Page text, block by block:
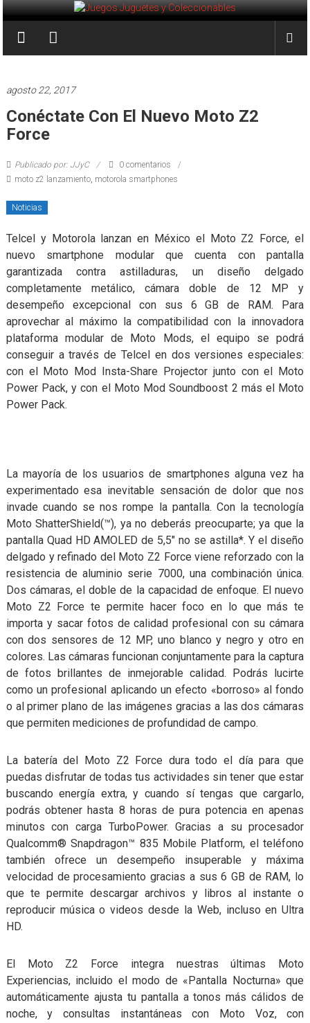
Saltar
al
contenido
Juegos
Juguetes
y
Coleccionables
Noticias
entretenimiento
para
coleccionistas.
agosto 22, 2017
Conéctate Con El Nuevo Moto Z2
Force
Publicado por: JJyC
0 comentarios
moto z2 lanzamiento, motorola smartphones
Noticias
Telcel y Motorola lanzan en México el Moto Z2 Force, el
nuevo smartphone modular que cuenta con pantalla
garantizada contra astilladuras, un diseño delgado
completamente metálico, cámara doble de 12 MP y
desempeño excepcional con sus 6 GB de RAM. Para
aprovechar al máximo la compatibilidad con la innovadora
plataforma modular de Moto Mods, el equipo se podrá
conseguir a través de Telcel en dos versiones especiales:
con el Moto Mod Insta-Share Projector junto con el Moto
Power Pack, y con el Moto Mod Soundboost 2 más el Moto
Power Pack.
La mayoría de los usuarios de smartphones alguna vez ha
experimentado esa inevitable sensación de dolor que nos
invade cuando se nos rompe la pantalla. Con la tecnología
Moto ShatterShield(™), ya no deberás preocuparte; ya que la
pantalla Quad HD AMOLED de 5,5″ no se astilla*. Y el diseño
delgado y refinado del Moto Z2 Force viene reforzado con la
resistencia de aluminio serie 7000, una combinación única.
Dos cámaras, el doble de la capacidad de enfoque. El nuevo
Moto Z2 Force te permite hacer foco en lo que más te
importa y sacar fotos de calidad profesional con su cámara
con dos sensores de 12 MP, uno blanco y negro y otro en
colores. Las cámaras funcionan conjuntamente para la captura
de fotos brillantes de inmejorable calidad. Podrás lucirte
como un profesional aplicando un efecto «borroso» al fondo
o al primer plano de las imágenes gracias a las dos cámaras
que permiten mediciones de profundidad de campo.
La batería del Moto Z2 Force dura todo el día para que
puedas disfrutar de todas tus actividades sin tener que estar
buscando energía extra, y cuando sí tengas que cargarlo,
podrás obtener hasta 8 horas de pura potencia en apenas
minutos con carga TurboPower. Gracias a su procesador
Qualcomm® Snapdragon™ 835 Mobile Platform, el teléfono
también ofrece un desempeño insuperable y máxima
velocidad de procesamiento gracias a sus 6 GB de RAM, lo
que te permite descargar archivos y libros al instante o
reproducir música o videos desde la Web, incluso en Ultra
HD.
El Moto Z2 Force integra nuestras últimas Moto
Experiencias, incluido el modo de «Pantalla Nocturna» que
automáticamente ajusta tu pantalla a tonos más cálidos de
noche, y consultas instantáneas con Moto Voz, con